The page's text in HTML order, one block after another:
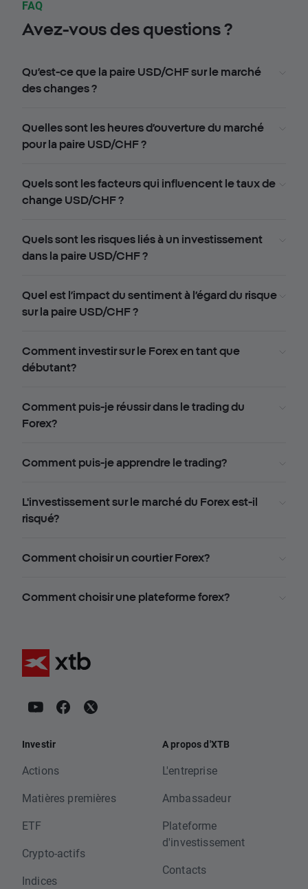
FAQ
Avez-vous des questions ?
Qu’est-ce que la paire USD/CHF sur le marché
des changes ?
Quelles sont les heures d’ouverture du marché
pour la paire USD/CHF ?
Quels sont les facteurs qui influencent le taux de
change USD/CHF ?
Quels sont les risques liés à un investissement
dans la paire USD/CHF ?
Quel est l’impact du sentiment à l’égard du risque
sur la paire USD/CHF ?
Comment investir sur le Forex en tant que
débutant?
Comment puis-je réussir dans le trading du
Forex?
Comment puis-je apprendre le trading?
L'investissement sur le marché du Forex est-il
risqué?
Comment choisir un courtier Forex?
Comment choisir une plateforme forex?
Investir
Actions
Matières premières
ETF
Crypto-actifs
Indices
A propos d'XTB
L'entreprise
Ambassadeur
Plateforme
d'investissement
Contacts